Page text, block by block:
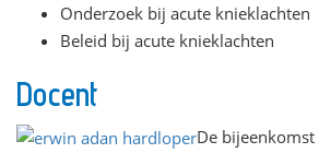
Onderzoek bij acute knieklachten
Beleid bij acute knieklachten
Docent
De